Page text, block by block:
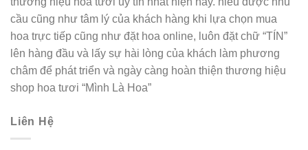
cầu cũng như tâm lý của khách hàng khi lựa chọn mua
hoa trực tiếp cũng như đặt hoa online, luôn đặt chữ “TÍN”
lên hàng đầu và lấy sự hài lòng của khách làm phương
châm để phát triển và ngày càng hoàn thiện thương hiệu
shop hoa tươi “Mình Là Hoa”
Liên Hệ